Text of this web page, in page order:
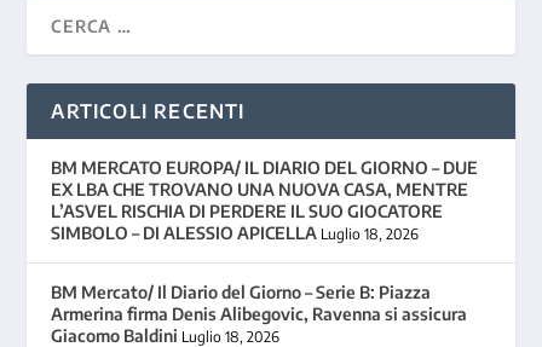
ARTICOLI RECENTI
BM MERCATO EUROPA/ IL DIARIO DEL GIORNO – DUE
EX LBA CHE TROVANO UNA NUOVA CASA, MENTRE
L’ASVEL RISCHIA DI PERDERE IL SUO GIOCATORE
SIMBOLO – DI ALESSIO APICELLA Luglio 18, 2026
BM Mercato/ Il Diario del Giorno – Serie B: Piazza
Armerina firma Denis Alibegovic, Ravenna si assicura
Giacomo Baldini Luglio 18, 2026